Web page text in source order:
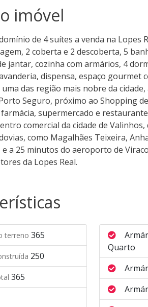
imóvel
de 4 suítes a venda na Lopes
2 coberta e 2 descoberta, 5
jantar, cozinha com armários, 4
dispensa, espaço gourmet
das região mais nobre da
Seguro, próximo ao Shopping
supermercado e
comercial da cidade de Valinhos,
como Magalhães Teixeira,
a 25 minutos do aeroporto de
da Lopes Real.
terreno 365
250
365
Quarto